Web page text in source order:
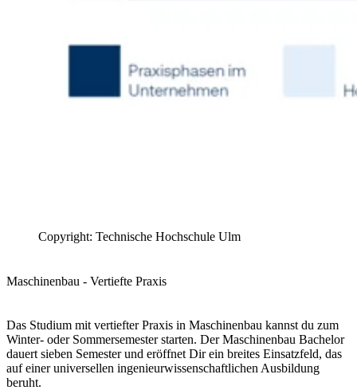
Copyright: Technische Hochschule Ulm
Maschinenbau - Vertiefte Praxis
Das Studium mit vertiefter Praxis in Maschinenbau kannst du zum
Winter- oder Sommersemester starten. Der Maschinenbau Bachelor
dauert sieben Semester und eröffnet Dir ein breites Einsatzfeld, das
auf einer universellen ingenieurwissenschaftlichen Ausbildung
beruht.